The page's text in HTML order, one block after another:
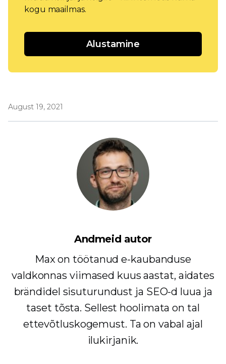
kogu maailmas.
Alustamine
August 19, 2021
Andmeid autor
Max on töötanud e-kaubanduse
valdkonnas viimased kuus aastat, aidates
brändidel sisuturundust ja SEO-d luua ja
taset tõsta. Sellest hoolimata on tal
ettevõtluskogemust. Ta on vabal ajal
ilukirjanik.